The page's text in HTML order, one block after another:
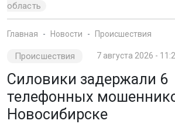
область
Главная Новости Происшествия
Происшествия 7 августа 2026 -
Силовики задержали 6
телефонных
Новосибирске